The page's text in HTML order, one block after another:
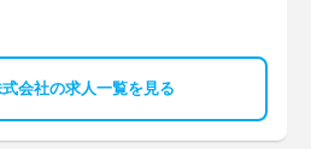
会社の求人一覧を見る